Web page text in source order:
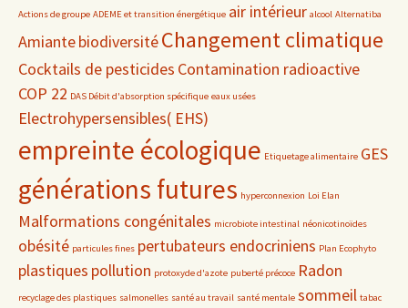
Actions de groupe ADEME et transition énergétique air intérieur alcool Alternatiba
AmiantebiodiversitéChangement climatique
Cocktails de pesticides Contamination radioactive
COP 22 DAS Débit d'absorption spécifique eaux usées
Electrohypersensibles( EHS)
empreinte écologique Etiquetage alimentaire GES
générations futures hyperconnexion Loi Elan
Malformations congénitales microbiote intestinal néonicotinoïdes
obésité particules fines pertubateurs endocriniens Plan Ecophyto
plastiques pollution protoxyde d'azote puberté précoce Radon
recyclage des plastiques salmonelles santé au travail santé mentale sommeil tabac